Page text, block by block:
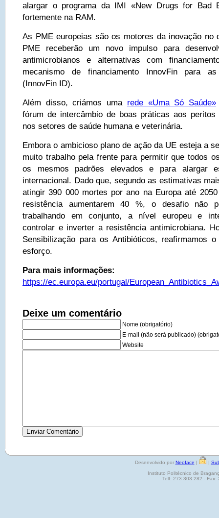
alargar o programa da IMI «New Drugs for Bad
fortemente na RAM.
As PME europeias são os motores da inovação no
PME receberão um novo impulso para
antimicrobianos e alternativas com
mecanismo de financiamento InnovFin para
(InnovFin ID).
Além disso, criámos uma rede «Uma Só Saúde»
fórum de intercâmbio de boas práticas aos peritos
nos setores de saúde humana e veterinária.
Embora o ambicioso plano de ação da UE esteja a
muito trabalho pela frente para permitir que todos
os mesmos padrões elevados e para alargar
internacional. Dado que, segundo as estimativas
atingir 390 000 mortes por ano na Europa até
resistência aumentarem 40 %, o desafio não
trabalhando em conjunto, a nível europeu e
controlar e inverter a resistência antimicrobiana.
Sensibilização para os Antibióticos, reafirmamos
esforço.
Para mais informações:
https://ec.europa.eu/portugal/
Deixe um comentário
Nome (obrigatório)
E-mail (não será publicado)
Website
Desenvolvido por Neoface | |
Instituto Politécnico de
Telf: 273 303 282 - Fax: